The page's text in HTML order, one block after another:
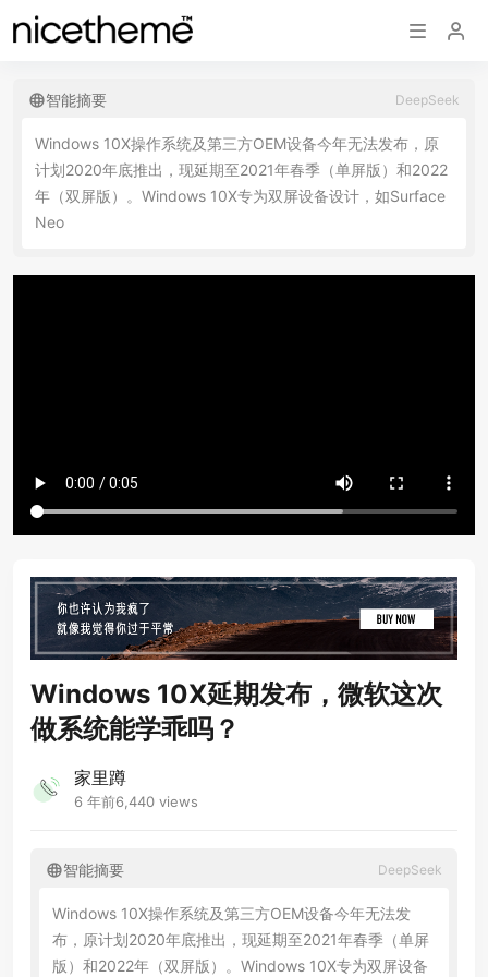
智能摘要 DeepSeek
Windows 10X操作系统及第三方OEM设备今年无法发布 ， 原
计划2020年底推出 ， 现延期至2021年春季 （单屏版） 和2022
年 （双 屏版） 。 Windows 10X专为双 屏设备设计 ， 如Surface
Neo
Windows 10X延期发布，微软这次
做系统能学乖吗？
家里蹲
6 年前6,440 views
智能摘要 DeepSeek
Windows 10X操作系统及第三方OEM设备今年无法发
布，原计划2020年底推出，现延期至2021年春季（单屏
版）和2022年（双屏版）。Windows 10X专为双屏设备